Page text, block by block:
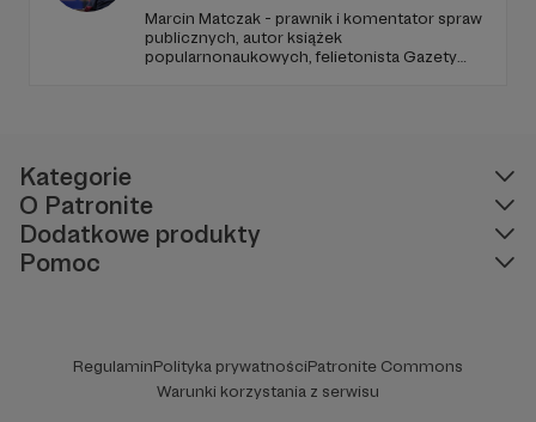
Marcin Matczak - prawnik i komentator spraw
publicznych, autor książek
popularnonaukowych, felietonista Gazety
Kategorie
O Patronite
Dodatkowe produkty
Pomoc
RegulaminPolityka prywatnościPatronite Commons
Warunki korzystania z serwisu